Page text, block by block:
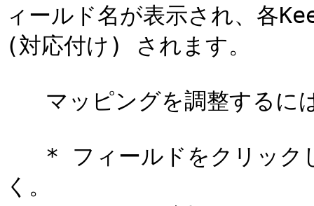
ィールド名が表示され、各
(対応付け) されます。
く。